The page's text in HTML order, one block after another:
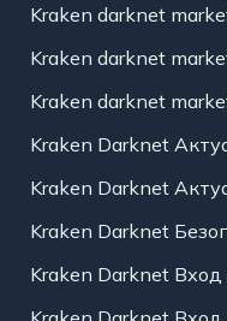
Kraken darknet
Kraken darknet
Kraken darknet
Kraken Darknet
Kraken Darknet
Kraken Darknet
Kraken Darknet